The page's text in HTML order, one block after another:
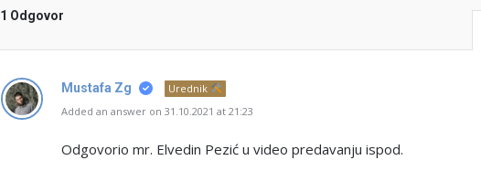
1 Odgovor
Mustafa Zg
Urednik
Added an answer on 31.10.2021 at 21:23
Odgovorio mr. Elvedin Pezić u video predavanju ispod.